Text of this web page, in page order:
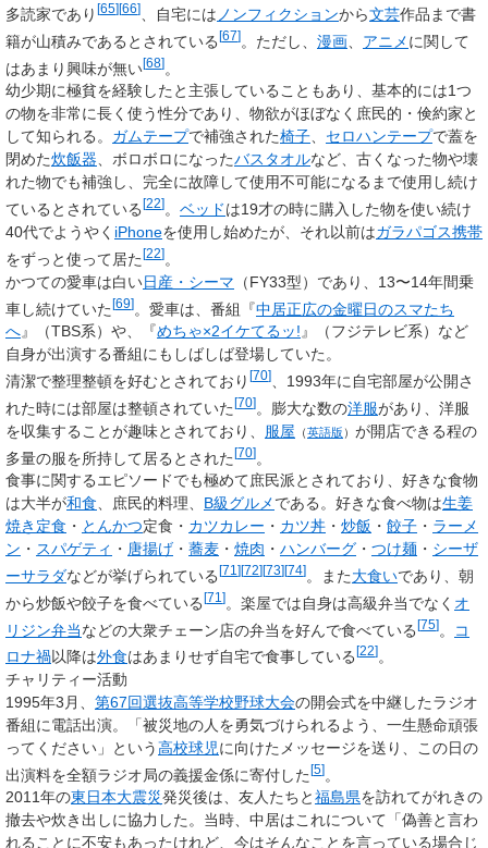
多読家であり [65][66] 、自宅には ノンフィクションから文芸作品まで書
籍が山積みであるとされている[67]。ただし、 漫画 アニメに関して
はあまり興味が無い[68]。
幼少期に極貧を経験したと主張していることもあり、基本的には1つ
の物を非常に長く使う性分であり、物欲がほぼなく庶民的・倹約家と
して知られる。 ガムテープで補強された椅子、 セロハンテープで蓋を
閉めた炊飯器、ボロボロになったバスタオルなど、古くなった物や壊
れた物でも補強し、完全に故障して使用不可能になるまで使用し続け
ているとされている [22] 。 ベッドは19才の時に購入した物を使い続け
40代でようやく iPhoneを使用し始めたが、それ以前はガラパゴス携帯
をずっと使って居た[22]。
かつての愛車は白い日産・シーマ （FY33型）であり、13〜14年間乗
車し続けていた[69]。愛車は、番組『中居正広の金曜日のスマたち
へ』（TBS系）や、『めちゃ×2イケてるッ!』（フジテレビ系）など
自身が出演する番組にもしばしば登場していた。
清潔で整理整頓を好むとされており [70]
、1993年に自宅部屋が公開さ
れた時には部屋は整頓されていた[70]。膨大な数の洋服があり、洋服
を収集することが趣味とされており、 服屋 （英語版 ） が開店できる程の
多量の服を所持して居るとされた[70]
食事に関するエピソードでも極めて庶民派とされており、好きな食物
は大半が和食 、庶民的料理、 B級グルメである。好きな食べ物は生姜
焼き 定食 ・ とんかつ定食・ カツカレー ・ カツ丼 ・ 炒飯 ・ 餃子 ・ ラーメ
ン ・ スパゲティ ・ 唐揚げ ・ 蕎麦 ・ 焼肉 ・ ハンバーグ ・ つけ麺 ・ シーザ
ーサラダなどが挙げられている [71 ][72][73][74] 。また大食いであり、朝
から炒飯や餃子を食べている[71 ]。楽屋では自身は高級弁当でなく オ
リジン弁当などの大衆チェーン店の弁当を好んで食べている[75]
コ
ロナ禍以降は外食はあまりせず自宅で食事している [22] 。
チャリティー活動
1995年3月、 第67回選抜高等学校野球大会の開会式を中継したラジオ
番組に電話出演。「被災地の人を勇気づけられるよう、一生懸命頑張
ってください」という高校球児に向けたメッセージを送り、この日の
出演料を全額ラジオ局の義援金係に寄付した[5]。
2011年の東日本大震災発災後は、友人たちと福島県を訪れてがれきの
撤去や炊き出しに協力した。当時、中居はこれについて「偽善と言わ
れることに不安もあったけれど、今はそんなことを言っている場合じ